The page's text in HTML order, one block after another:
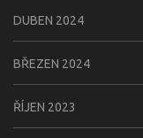
DUBEN 2024
BŘEZEN 2024
ŘÍJEN 2023